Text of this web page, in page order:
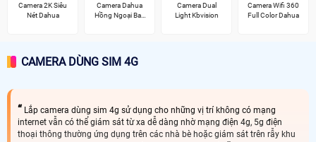
Camera 2K Siêu
Nét Dahua
Camera Dahua
Hồng Ngoại Ban
Camera Dual
Light Kbvision
Camera Wifi 360
Full Color Dahua
CAMERA DÙNG SIM 4G
Lắp camera dùng sim 4g sử dụng cho những vị trí không có mạng
internet vẫn có thể giám sát từ xa dễ dàng nhờ mạng điện 4g, 5g điện
thoại thông thường ứng dụng trên các nhà bè hoặc giám sát trên rẫy khu